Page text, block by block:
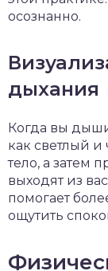
осознанно.
дыхания
Когда вы
как светлый и
тело, а затем
выходят из
помогает
ощутить